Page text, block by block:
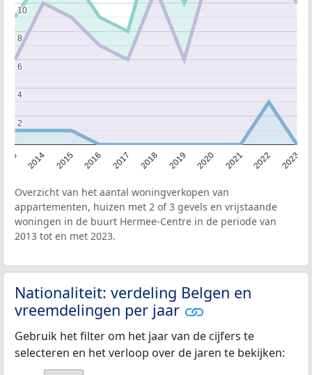
2014 2015 2016 2017 2018 2019 2020 2021 2022 2023
2
2
4
4
6
6
8
8
10
10
Overzicht van het aantal woningverkopen van
appartementen, huizen met 2 of 3 gevels en vrijstaande
woningen in de buurt Hermee-Centre in de periode van
2013 tot en met 2023.
Nationaliteit: verdeling Belgen en
vreemdelingen per jaar
Gebruik het filter om het jaar van de cijfers te
selecteren en het verloop over de jaren te bekijken: